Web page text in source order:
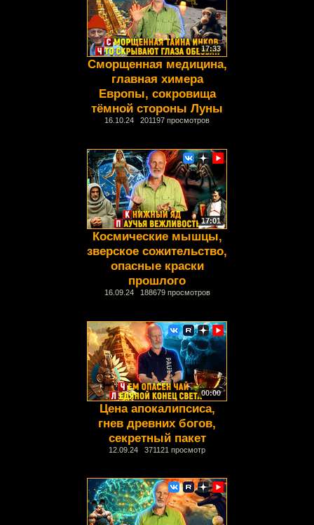
17:33
Сморщенная медицина,
главная химера
Европы, сокровища
тёмной стороны Луны
16.10.24 201197 просмотров
17:01
Космические мышцы,
зверское сожительство,
опасные краски
прошлого
16.09.24 188679 просмотров
00:00
Цена апокалипсиса,
гнев древних богов,
секретный пакет
12.09.24 371121 просмотр